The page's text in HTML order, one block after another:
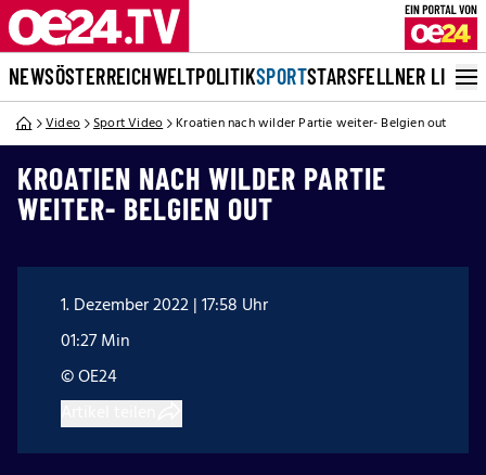
NEWSÖSTERREICHWELTPOLITIKSPORTSTARSFELLNER LIVE
Video Sport Video Kroatien nach wilder Partie weiter- Belgien out
KROATIEN NACH WILDER PARTIE
WEITER- BELGIEN OUT
1. Dezember 2022 | 17:58 Uhr
01:27 Min
© OE24